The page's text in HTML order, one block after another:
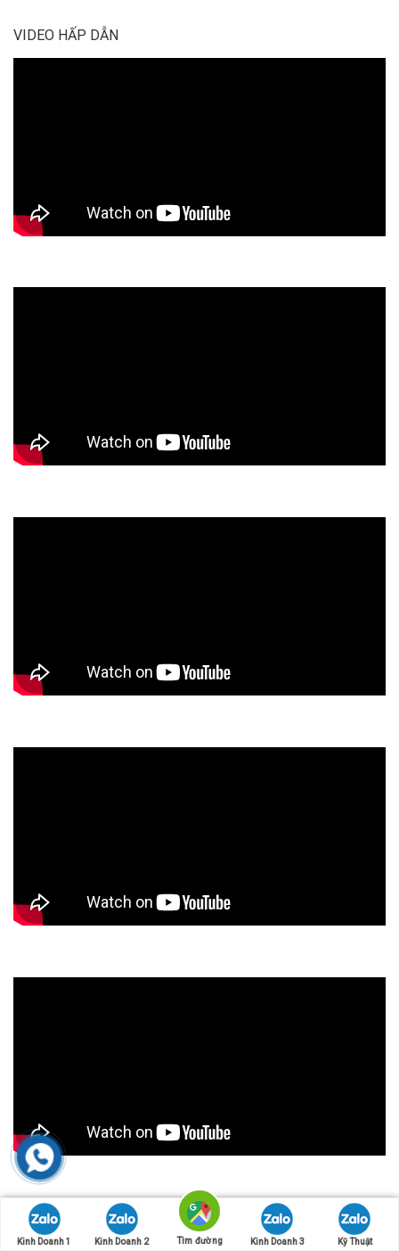
VIDEO HẤP DẪN
Kinh Doanh 1 Kinh Doanh 2 Tìm đường Kinh Doanh 3 Kỹ Thuật